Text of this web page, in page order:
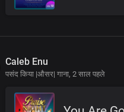
Caleb Enu
पसंद किया |औसर| गाना, 2 साल पहले